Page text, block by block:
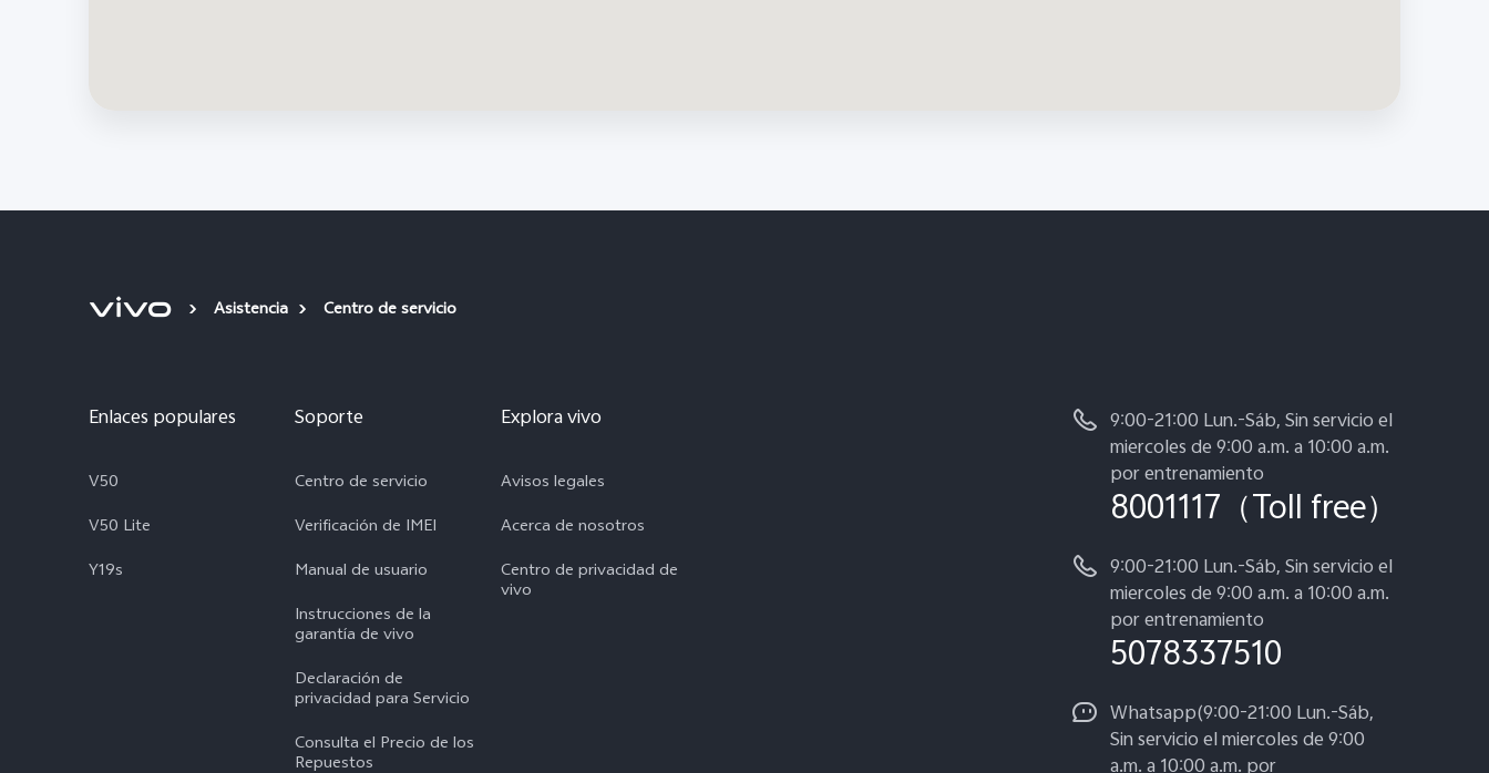
Asistencia Centro de servicio
Enlaces populares
V50
V50 Lite
Y19s
Soporte
Centro de servicio
Verificación de IMEI
Manual de usuario
Instrucciones de la
garantía de vivo
Declaración de
privacidad para Servicio
Consulta el Precio de los
Repuestos
Explora vivo
Avisos legales
Acerca de nosotros
Centro de privacidad de
vivo
9:00-21:00 Lun.-Sáb, Sin servicio el
miercoles de 9:00 a.m. a 10:00 a.m.
por entrenamiento
8001117（Toll free）
9:00-21:00 Lun.-Sáb, Sin servicio el
miercoles de 9:00 a.m. a 10:00 a.m.
por entrenamiento
5078337510
Whatsapp(9:00-21:00 Lun.-Sáb,
Sin servicio el miercoles de 9:00